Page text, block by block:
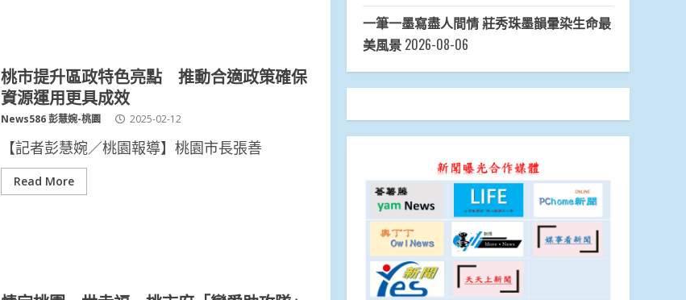
桃市提升區政特色亮點 推動合適政策確保
資源運用更具成效
News586 彭慧婉-桃園 2025-02-12
【記者彭慧婉／桃園報導】桃園市長張善
Read More
一筆一墨寫盡人間情 莊秀珠墨韻暈染生命最
美風景 2026-08-06